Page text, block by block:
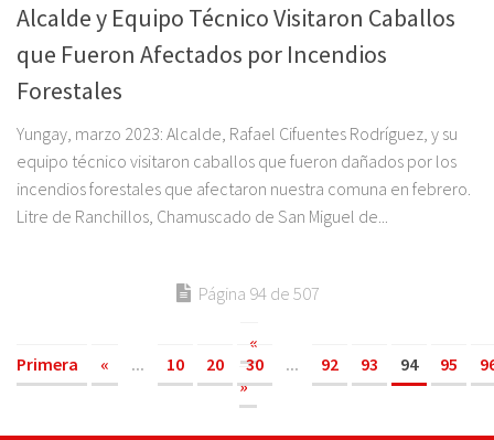
Alcalde y Equipo Técnico Visitaron Caballos
que Fueron Afectados por Incendios
Forestales
Yungay, marzo 2023: Alcalde, Rafael Cifuentes Rodríguez, y su
equipo técnico visitaron caballos que fueron dañados por los
incendios forestales que afectaron nuestra comuna en febrero.
Litre de Ranchillos, Chamuscado de San Miguel de...
Página 94 de 507
«
Primera
« ... 10 20 30 ... 92 93 94 95
»